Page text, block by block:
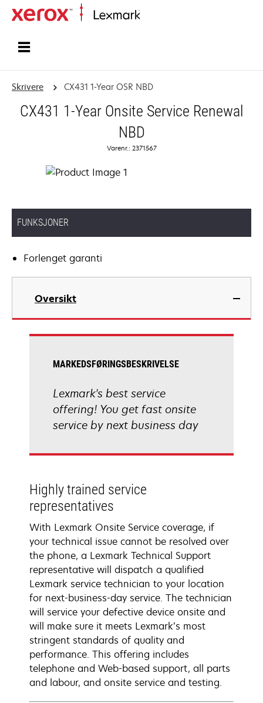
Skrivere CX431 1-Year OSR NBD
CX431 1-Year Onsite Service Renewal
NBD
Varenr.: 2371567
FUNKSJONER
Forlenget garanti
Oversikt
MARKEDSFØRINGSBESKRIVELSE
Lexmark's best service
offering! You get fast onsite
service by next business day
Highly trained service
representatives
With Lexmark Onsite Service coverage, if
your technical issue cannot be resolved over
the phone, a Lexmark Technical Support
representative will dispatch a qualified
Lexmark service technician to your location
for next-business-day service. The technician
will service your defective device onsite and
will make sure it meets Lexmark’s most
stringent standards of quality and
performance. This offering includes
telephone and Web-based support, all parts
and labour, and onsite service and testing.